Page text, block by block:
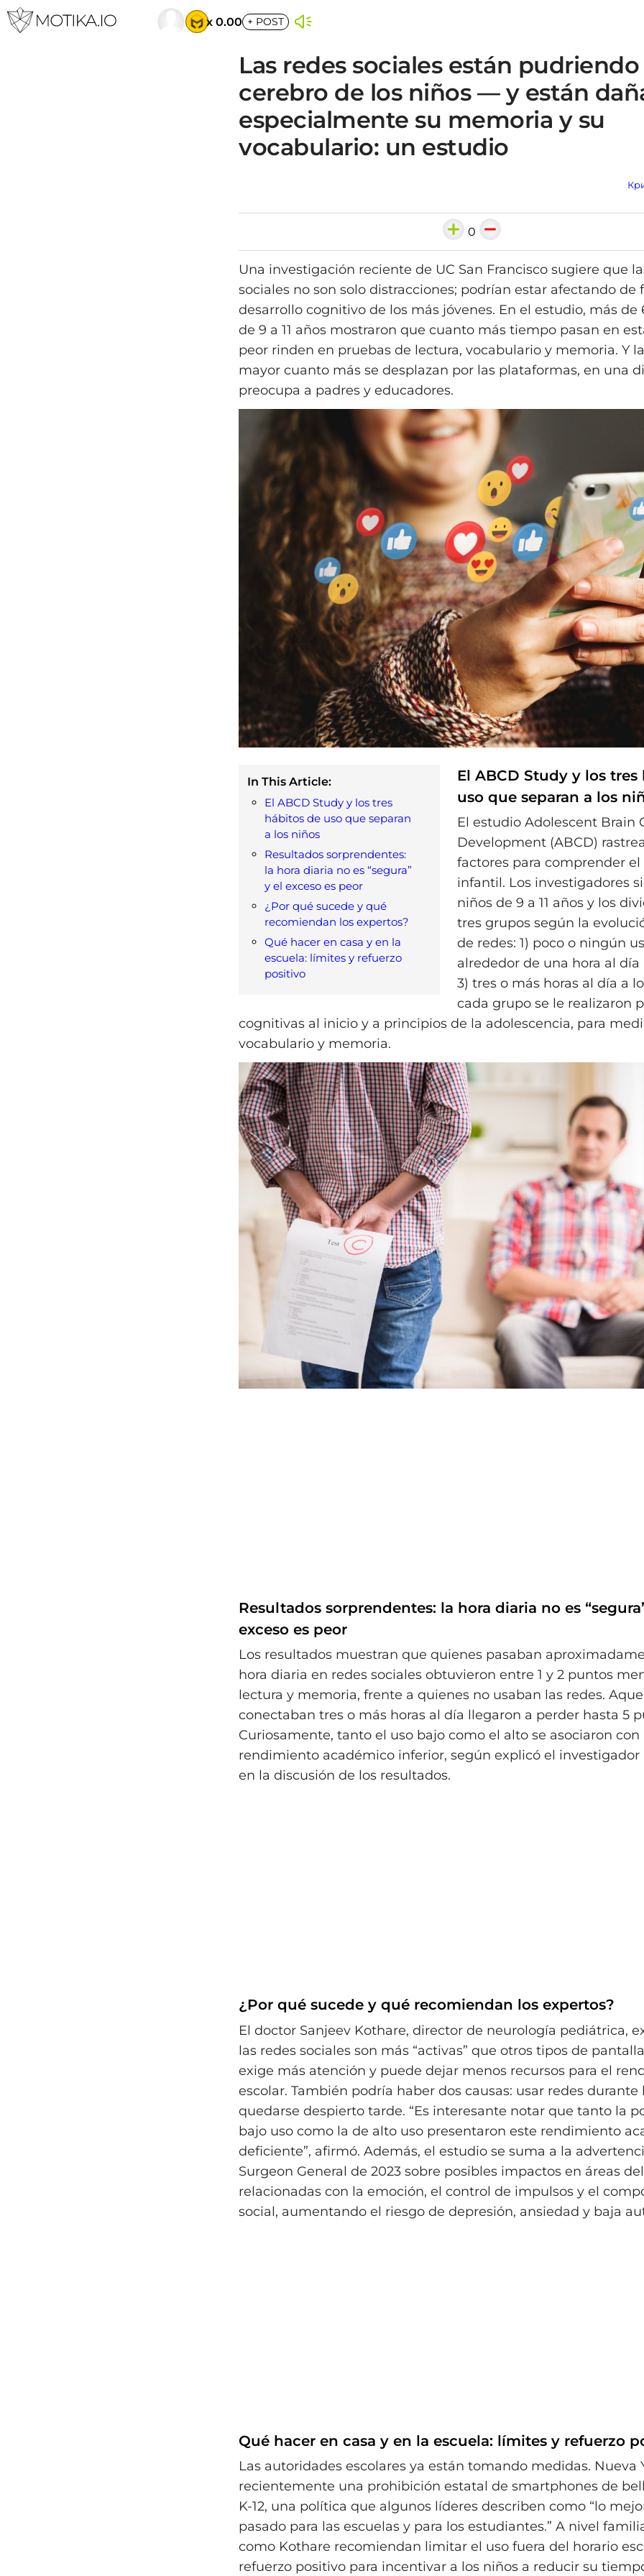
x 0.00 + POST
Las redes sociales están
cerebro de los niños — y están
especialmente su memoria y su
vocabulario: un estudio
0
Una investigación reciente de UC San Francisco sugiere que
sociales no son solo distracciones; podrían estar afectando de
desarrollo cognitivo de los más jóvenes. En el estudio, más de
de 9 a 11 años mostraron que cuanto más tiempo pasan en
peor rinden en pruebas de lectura, vocabulario y memoria. Y
mayor cuanto más se desplazan por las plataformas, en una
preocupa a padres y educadores.
In This Article:
El ABCD Study y los tres
hábitos de uso que separan
a los niños
Resultados sorprendentes:
la hora diaria no es “segura”
y el exceso es peor
¿Por qué sucede y qué
recomiendan los expertos?
Qué hacer en casa y en la
escuela: límites y refuerzo
positivo
El ABCD Study y los
uso que separan a los
El estudio Adolescent Brain
Development (ABCD)
factores para comprender el
infantil. Los investigadores
niños de 9 a 11 años y los
tres grupos según la
de redes: 1) poco o ningún
alrededor de una hora al día
3) tres o más horas al día a
cada grupo se le realizaron
cognitivas al inicio y a principios de la adolescencia, para
vocabulario y memoria.
Resultados sorprendentes: la hora diaria no es
exceso es peor
Los resultados muestran que quienes pasaban
hora diaria en redes sociales obtuvieron entre 1 y 2 puntos
lectura y memoria, frente a quienes no usaban las redes.
conectaban tres o más horas al día llegaron a perder hasta 5
Curiosamente, tanto el uso bajo como el alto se asociaron con
rendimiento académico inferior, según explicó el investigador
en la discusión de los resultados.
¿Por qué sucede y qué recomiendan los expertos?
El doctor Sanjeev Kothare, director de neurología pediátrica,
las redes sociales son más “activas” que otros tipos de
exige más atención y puede dejar menos recursos para el
escolar. También podría haber dos causas: usar redes durante
quedarse despierto tarde. “Es interesante notar que tanto la
bajo uso como la de alto uso presentaron este rendimiento
deficiente”, afirmó. Además, el estudio se suma a la
Surgeon General de 2023 sobre posibles impactos en áreas
relacionadas con la emoción, el control de impulsos y el
social, aumentando el riesgo de depresión, ansiedad y baja
Qué hacer en casa y en la escuela: límites y refuerzo
Las autoridades escolares ya están tomando medidas. Nueva
recientemente una prohibición estatal de smartphones de
K-12, una política que algunos líderes describen como “lo
pasado para las escuelas y para los estudiantes.” A nivel
como Kothare recomiendan limitar el uso fuera del horario
refuerzo positivo para incentivar a los niños a reducir su